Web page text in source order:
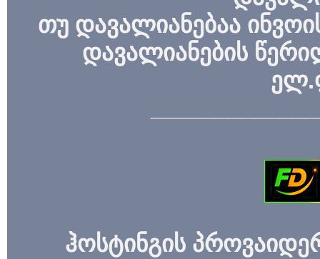
თუ დავალიანებაა
დავალიანების
ჰოსტინგის